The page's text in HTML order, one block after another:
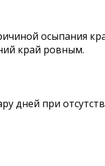
осыпания
край ровным.
дней при